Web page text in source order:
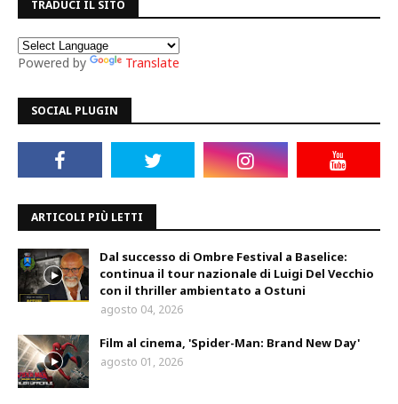
TRADUCI IL SITO
Powered by Translate
SOCIAL PLUGIN
ARTICOLI PIÙ LETTI
Dal successo di Ombre Festival a Baselice:
continua il tour nazionale di Luigi Del Vecchio
con il thriller ambientato a Ostuni
agosto 04, 2026
Film al cinema, 'Spider-Man: Brand New Day'
agosto 01, 2026